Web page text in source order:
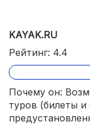
KAYAK.RU
Рейтинг: 4.4
Почему он:
туров (билеты и